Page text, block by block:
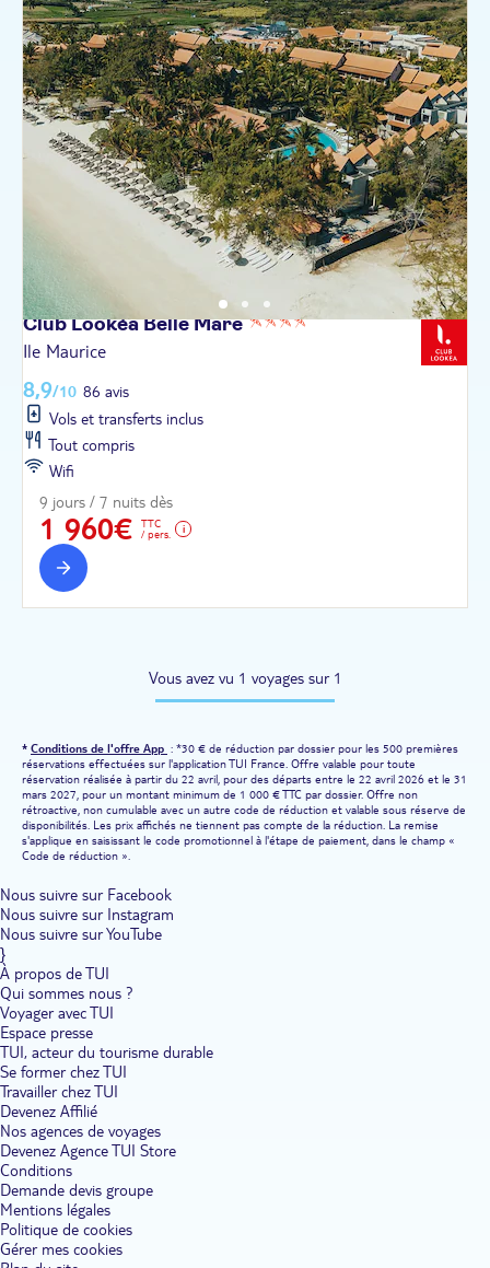
Club Lookéa BelleMare
Ile Maurice
8,9/10 86 avis
Vols et transferts inclus
Tout compris
Wifi
9 jours / 7 nuits dès
1 960€
TTC
/ pers.
Vous avez vu 1 voyages sur 1
* Conditions de l'offre App : *30 € de réduction par dossier pour les 500 premières
réservations effectuées sur l'application TUI France. Offre valable pour toute
réservation réalisée à partir du 22 avril, pour des départs entre le 22 avril 2026 et le 31
mars 2027, pour un montant minimum de 1 000 € TTC par dossier. Offre non
rétroactive, non cumulable avec un autre code de réduction et valable sous réserve de
disponibilités. Les prix affichés ne tiennent pas compte de la réduction. La remise
s'applique en saisissant le code promotionnel à l'étape de paiement, dans le champ «
Code de réduction ».
Nous suivre sur Facebook
Nous suivre sur Instagram
Nous suivre sur YouTube
}
À propos de TUI
Qui sommes nous ?
Voyager avec TUI
Espace presse
TUI, acteur du tourisme durable
Se former chez TUI
Travailler chez TUI
Devenez Affilié
Nos agences de voyages
Devenez Agence TUI Store
Conditions
Demande devis groupe
Mentions légales
Politique de cookies
Gérer mes cookies